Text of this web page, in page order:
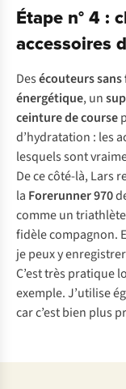
Étape n° 4 :
accessoires
Desécouteurs sans
énergétique, un
ceinture de course
d’hydratation : les
lesquels sont
De ce côté-là, Lars
la Forerunner970
comme un
fidèle compagnon.
je peux y
C’est très pratique
exemple. J’utilise
car c’est bien plus